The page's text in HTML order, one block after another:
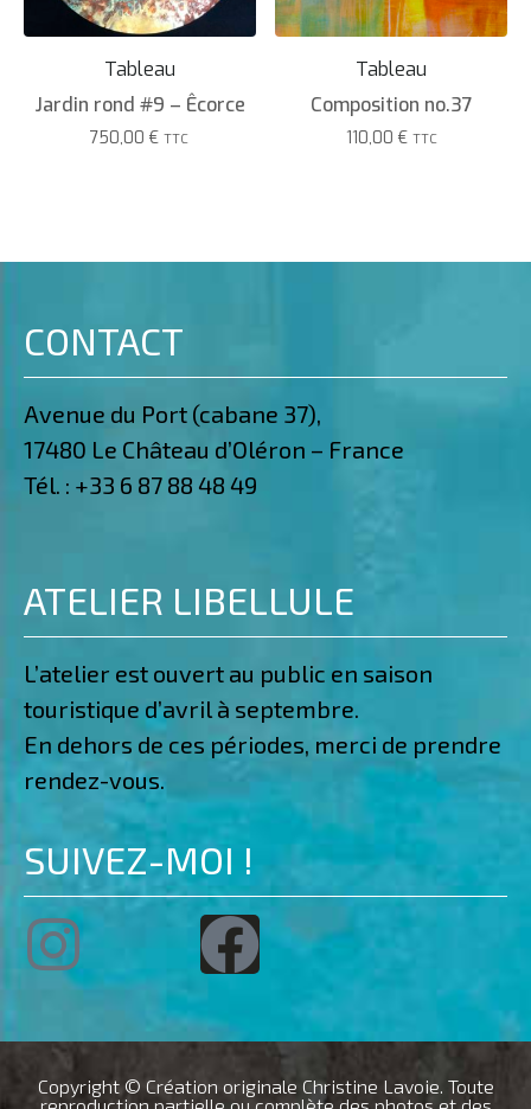
Tableau
Jardin rond #9 – Êcorce
750,00€ TTC
Tableau
Composition no.37
110,00 € TTC
CONTACT
Avenue du Port (cabane 37),
17480 Le Château d’Oléron – France
Tél. : +33 6 87 88 48 49
ATELIER LIBELLULE
L’atelier est ouvert au public en saison
touristique d’avril à septembre.
En dehors de ces périodes, merci de prendre
rendez-vous.
SUIVEZ-MOI !
Copyright © Création originale Christine Lavoie. Toute